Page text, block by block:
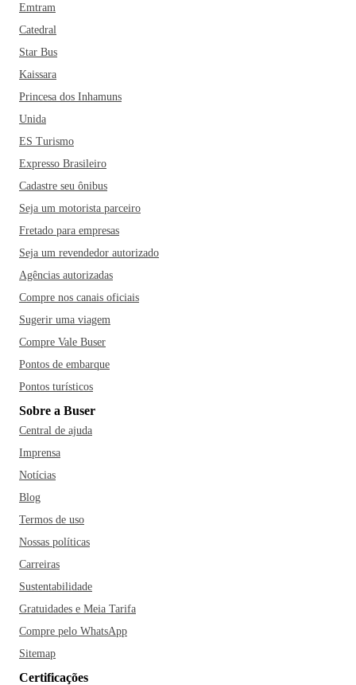
Emtram
Catedral
Star Bus
Kaissara
Princesa dos Inhamuns
Unida
ES Turismo
Expresso Brasileiro
Cadastre seu ônibus
Seja um motorista parceiro
Fretado para empresas
Seja um revendedor autorizado
Agências autorizadas
Compre nos canais oficiais
Sugerir uma viagem
Compre Vale Buser
Pontos de embarque
Pontos turísticos
Sobre a Buser
Central de ajuda
Imprensa
Notícias
Blog
Termos de uso
Nossas políticas
Carreiras
Sustentabilidade
Gratuidades e Meia Tarifa
Compre pelo WhatsApp
Sitemap
Certificações